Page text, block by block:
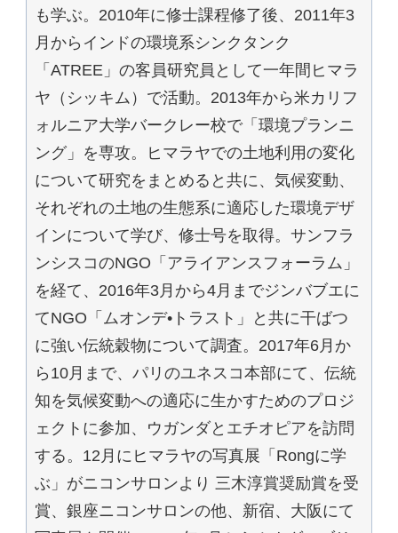
も学ぶ。2010年に修士課程修了後、2011年3
月からインドの環境系シンクタンク
「ATREE」の客員研究員として一年間ヒマラ
ヤ（シッキム）で活動。2013年から米カリフ
ォルニア大学バークレー校で「環境プランニ
ング」を専攻。ヒマラヤでの土地利用の変化
について研究をまとめると共に、気候変動、
それぞれの土地の生態系に適応した環境デザ
インについて学び、修士号を取得。サンフラ
ンシスコのNGO「アライアンスフォーラム」
を経て、2016年3月から4月までジンバブエに
てNGO「ムオンデ•トラスト」と共に干ばつ
に強い伝統穀物について調査。2017年6月か
ら10月まで、パリのユネスコ本部にて、伝統
知を気候変動への適応に生かすためのプロジ
ェクトに参加、ウガンダとエチオピアを訪問
する。12月にヒマラヤの写真展「Rongに学
ぶ」がニコンサロンより 三木淳賞奨励賞を受
賞、銀座ニコンサロンの他、新宿、大阪にて